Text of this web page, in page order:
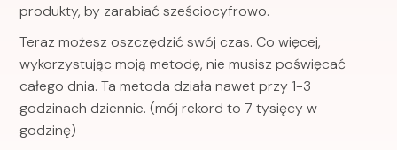
produkty, by zarabiać sześciocyfrowo.
Teraz możesz oszczędzić swój czas. Co więcej,
wykorzystując moją metodę, nie musisz poświęcać
całego dnia. Ta metoda działa nawet przy 1-3
godzinach dziennie. (mój rekord to 7 tysięcy w
godzinę)